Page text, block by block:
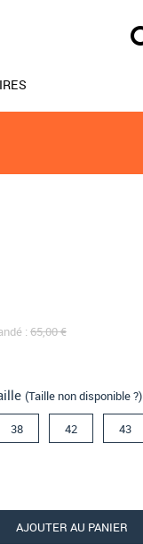
: 65,00 €
(Taille non disponible ?)
38 42 43
AJOUTER AU PANIER